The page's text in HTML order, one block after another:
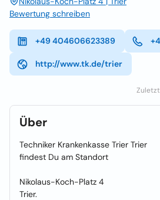
Bewertung schreiben
+49 404606623389
http://www.tk.de/trier
Zuletzt
Über
Techniker Krankenkasse Trier Trier
findest Du am Standort
Nikolaus-Koch-Platz 4
Trier.